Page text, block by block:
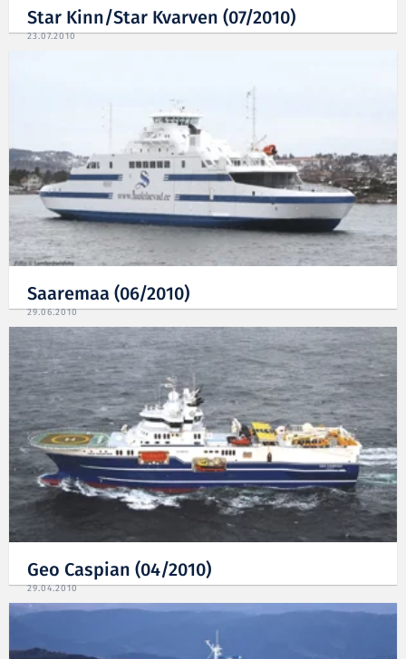
Star Kinn/Star Kvarven (07/2010)
23.07.2010
Saaremaa (06/2010)
29.06.2010
Geo Caspian (04/2010)
29.04.2010